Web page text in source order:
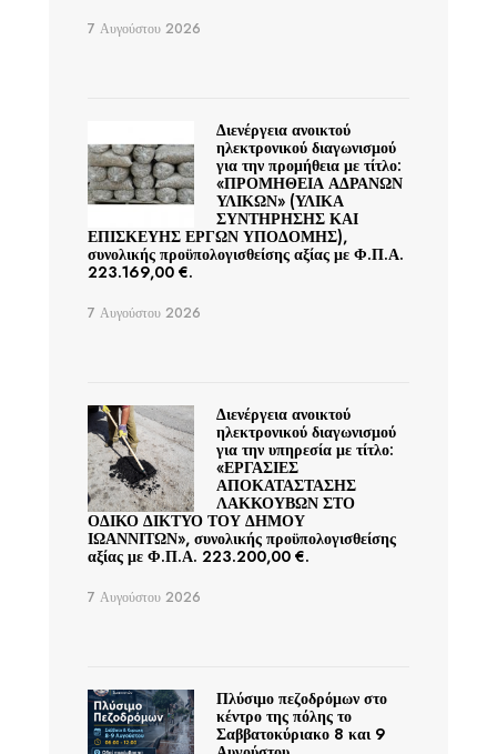
7 Αυγούστου 2026
Διενέργεια ανοικτού
ηλεκτρονικού διαγωνισμού
για την προμήθεια με τίτλο:
«ΠΡΟΜΗΘΕΙΑ ΑΔΡΑΝΩΝ
ΥΛΙΚΩΝ» (ΥΛΙΚΑ
ΣΥΝΤΗΡΗΣΗΣ ΚΑΙ
ΕΠΙΣΚΕΥΗΣ ΕΡΓΩΝ ΥΠΟΔΟΜΗΣ),
συνολικής προϋπολογισθείσης αξίας με Φ.Π.Α.
223.169,00 €.
7 Αυγούστου 2026
Διενέργεια ανοικτού
ηλεκτρονικού διαγωνισμού
για την υπηρεσία με τίτλο:
«ΕΡΓΑΣΙΕΣ
ΑΠΟΚΑΤΑΣΤΑΣΗΣ
ΛΑΚΚΟΥΒΩΝ ΣΤΟ
ΟΔΙΚΟ ΔΙΚΤΥΟ ΤΟΥ ΔΗΜΟΥ
ΙΩΑΝΝΙΤΩΝ», συνολικής προϋπολογισθείσης
αξίας με Φ.Π.Α. 223.200,00 €.
7 Αυγούστου 2026
Πλύσιμο πεζοδρόμων στο
κέντρο της πόλης το
Σαββατοκύριακο 8 και 9